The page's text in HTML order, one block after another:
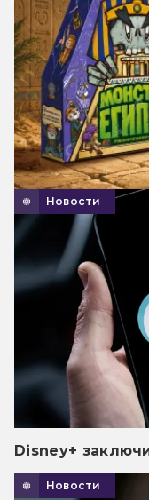
Новости
Disney+
Новости